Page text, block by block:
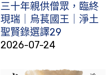
三十年親供僧眾，臨終
現瑞｜烏萇國王｜淨土
聖賢錄選譯29
2026-07-24